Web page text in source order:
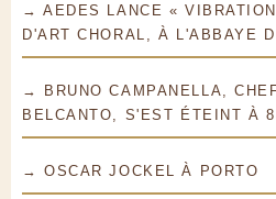
→ AEDES LANCE «
D'ART CHORAL, À L'ABBAYE
→ BRUNO CAMPANELLA,
BELCANTO, S'EST ÉTEINT À
→ OSCAR JOCKEL À PORTO